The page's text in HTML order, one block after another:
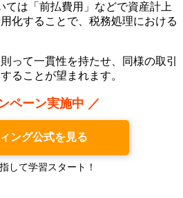
ては「前払費用」などで資産計上
化することで、税務処理における
って一貫性を持たせ、同様の取引
ることが望まれます。
ペーン実施中 ／
ング公式を見る
して学習スタート！